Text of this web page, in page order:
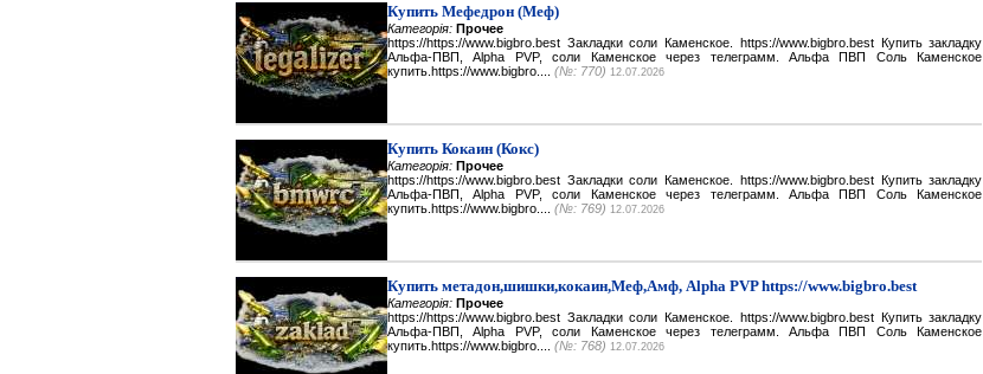
Купить Мефедрон (Меф)
Категорія: Прочее
https://https://www.bigbro.best Закладки соли Каменское. https://www.bigbro.best Купить закладку
Альфа-ПВП, Alpha PVP, соли Каменское через телеграмм. Альфа ПВП Соль Каменское
купить.https://www.bigbro.... (№: 770) 12.07.2026
Купить Кокаин (Кокс)
Категорія: Прочее
https://https://www.bigbro.best Закладки соли Каменское. https://www.bigbro.best Купить закладку
Альфа-ПВП, Alpha PVP, соли Каменское через телеграмм. Альфа ПВП Соль Каменское
купить.https://www.bigbro.... (№: 769) 12.07.2026
Купить метадон,шишки,кокаин,Меф,Амф, Alpha PVP https://www.bigbro.best
Категорія: Прочее
https://https://www.bigbro.best Закладки соли Каменское. https://www.bigbro.best Купить закладку
Альфа-ПВП, Alpha PVP, соли Каменское через телеграмм. Альфа ПВП Соль Каменское
купить.https://www.bigbro.... (№: 768) 12.07.2026